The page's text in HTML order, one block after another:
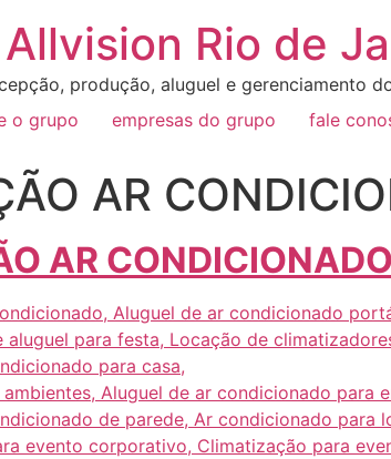
Rio de
produção, aluguel e gerenciamento
o grupo empresas do grupo fale
AR
AR
Aluguel de ar condicionado
aluguel para festa, Locação de
para casa,
Aluguel de ar condicionado para
de parede, Ar condicionado para
evento corporativo, Climatização para